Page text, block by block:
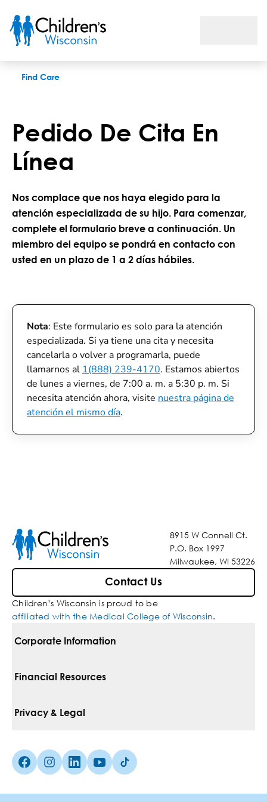
Find Care
Pedido De Cita En
Línea
Nos complace que nos haya elegido para la
atención especializada de su hijo. Para comenzar,
complete el formulario breve a continuación. Un
miembro del equipo se pondrá en contacto con
usted en un plazo de 1 a 2 días hábiles.
Nota: Este formulario es solo para la atención
especializada. Si ya tiene una cita y necesita
cancelarla o volver a programarla, puede
llamarnos al 1(888) 239-4170. Estamos abiertos
de lunes a viernes, de 7:00 a. m. a 5:30 p. m. Si
necesita atención ahora, visite nuestra página de
atención el mismo día.
8915 W Connell Ct.
P.O. Box 1997
Milwaukee, WI 53226
Contact Us
Children’s Wisconsin is proud to be
affiliated with the Medical College of Wisconsin.
Corporate Information
For Vendors
Media Inquiries
Financial Resources
Pay Your Bill
Insurances We Accept
Privacy & Legal
Non-Discrimination Policy
Facebook (Opens in a new tab)
Instagram (Opens in a new tab)
linkedin (Opens in a new tab)
Youtube (Opens in a new tab)
Tiktok (Opens in a new tab)